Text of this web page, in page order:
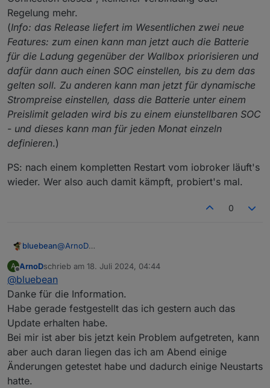
e3dc-rscp.0
javascript.0
2024-07-09 12:33:24.008 warn
javascript.0
e3dc-rscp.0
2024-07-09 12:33:23.157 warn Unknown tag:
2024-07-09 12:33:21.162 warn Unknown tag:
Unknown tag:
e3dc-rscp.0
2024-07-09 12:33:33.196	warn	Unknown tag:
2024-07-09 12:33:31.166	warn	Unknown tag:
javascript.0
2024-07-09 12:33:30.015	warn
javascript.0
2024-07-09 12:33:30.015	info
2024-07-09 12:33:29.167	warn	Unknown tag:
e3dc-rscp.0
2024-07-09 12:33:24.008	warn
javascript.0
e3dc-rscp.0
2024-07-09 12:33:23.157	warn	Unknown tag:
e3dc-rscp.0
2024-07-09 12:33:21.162	warn	Unknown tag:
Regelung mehr.
(Info: das Release liefert im Wesentlichen zwei neue
Features: zum einen kann man jetzt auch die Batterie
für die Ladung gegenüber der Wallbox priorisieren und
dafür dann auch einen SOC einstellen, bis zu dem das
gelten soll. Zu anderen kann man jetzt für dynamische
Strompreise einstellen, dass die Batterie unter einem
Preislimit geladen wird bis zu einem eiunstellbaren SOC
- und dieses kann man für jeden Monat einzeln
definieren.)
PS: nach einem kompletten Restart vom iobroker läuft's
wieder. Wer also auch damit kämpft, probiert's mal.
0
bluebean@ArnoD
mein S10 Pro bekommen auf Version P10_2024_024.
Seitdem bekomme ich im Log lediglich noch ein
"E3DC Connection closed", keinerlei Verbindung
oder Regelung mehr.
(Info: das Release liefert im Wesentlichen zwei neue
Features: zum einen kann man jetzt auch die Batterie
für die Ladung gegenüber der Wallbox priorisieren
und dafür dann auch einen SOC einstellen, bis zu
dem das gelten soll. Zu anderen kann man jetzt für
dynamische Strompreise einstellen, dass die Batterie
PS: nach einem kompletten Restart vom iobroker
läuft's wieder. Wer also auch damit kämpft, probiert's
mal.
A
Offline
ArnoDschrieb am 18. Juli 2024, 04:44
zuletzt editiert von
@bluebean
Danke für die Information.
Habe gerade festgestellt das ich gestern auch das
Update erhalten habe.
Bei mir ist aber bis jetzt kein Problem aufgetreten, kann
aber auch daran liegen das ich am Abend einige
Änderungen getestet habe und dadurch einige Neustarts
hatte.